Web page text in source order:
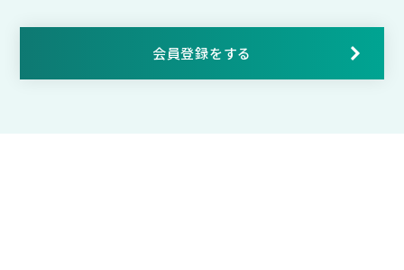
会員登録をする